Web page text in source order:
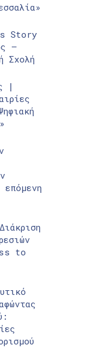
Story
–
Σχολή
|
to